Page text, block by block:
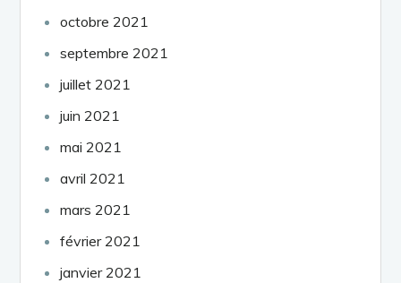
octobre 2021
septembre 2021
juillet 2021
juin 2021
mai 2021
avril 2021
mars 2021
février 2021
janvier 2021